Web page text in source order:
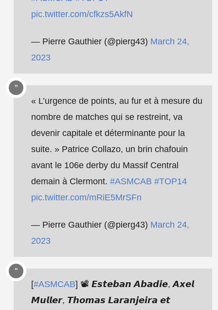
pic.twitter.com/cfkzs5AkfN
— Pierre Gauthier (@pierg43) March 24,
2023
« L’urgence de points, au fur et à mesure du
nombre de matches qui se restreint, va
devenir capitale et déterminante pour la
suite. » Patrice Collazo, un brin chafouin
avant le 106e derby du Massif Central
demain à Clermont. #ASMCAB #TOP14
pic.twitter.com/mRiE5MrSFn
— Pierre Gauthier (@pierg43) March 24,
2023
[#ASMCAB] 📽 𝙀𝙨𝙩𝙚𝙗𝙖𝙣 𝘼𝙗𝙖𝙙𝙞𝙚, 𝘼𝙭𝙚𝙡
𝙈𝙪𝙡𝙡𝙚𝙧, 𝙏𝙝𝙤𝙢𝙖𝙨 𝙇𝙖𝙧𝙖𝙣𝙟𝙚𝙞𝙧𝙖 𝙚𝙩